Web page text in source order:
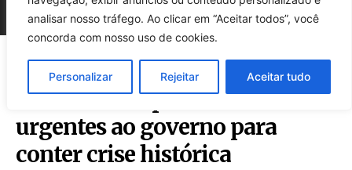
analisar nosso tráfego. Ao clicar em “Aceitar todos”, você
concorda com nosso uso de cookies.
Personalizar Rejeitar Aceitar tudo
Setor leiteiro pede medidas
urgentes ao governo para
conter crise histórica